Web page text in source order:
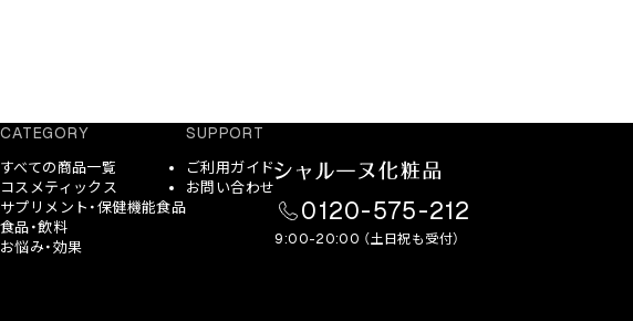
CATEGORY
すべての商品一覧
コスメティックス
サプリメント・保健機能食品
食品・飲料
お悩み・効果
SUPPORT
ご利用ガイド
お問い合わせ
0120-575-212
9:00-20:00 （土日祝も受付）